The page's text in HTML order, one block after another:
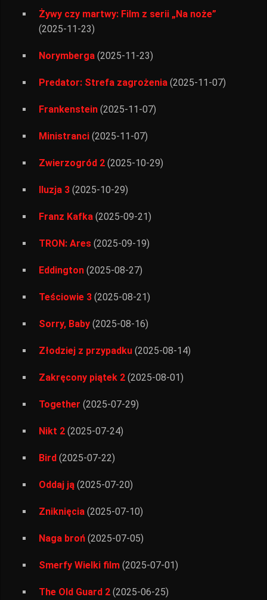
Żywy czy martwy: Film z serii „Na noże”
(2025-11-23)
Norymberga (2025-11-23)
Predator: Strefa zagrożenia (2025-11-07)
Frankenstein (2025-11-07)
Ministranci (2025-11-07)
Zwierzogród 2 (2025-10-29)
Iluzja 3 (2025-10-29)
Franz Kafka (2025-09-21)
TRON: Ares (2025-09-19)
Eddington (2025-08-27)
Teściowie 3 (2025-08-21)
Sorry, Baby (2025-08-16)
Złodziej z przypadku (2025-08-14)
Zakręcony piątek 2 (2025-08-01)
Together (2025-07-29)
Nikt 2 (2025-07-24)
Bird (2025-07-22)
Oddaj ją (2025-07-20)
Zniknięcia (2025-07-10)
Naga broń (2025-07-05)
Smerfy Wielki film (2025-07-01)
The Old Guard 2 (2025-06-25)